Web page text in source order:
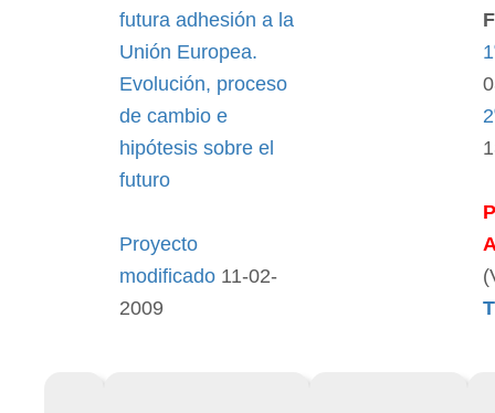
futura adhesión a la
Unión Europea.
Evolución, proceso
de cambio e
hipótesis sobre el
futuro
Proyecto
modificado 11-02-
2009
1
2